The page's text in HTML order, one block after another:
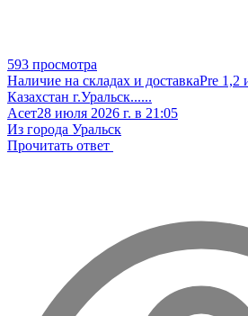
593 просмотра
Наличие на складах и доставкаPre 1,2
Казахстан г.Уральск......
Асет28 июля 2026 г. в 21:05
Из города Уральск
Прочитать ответ